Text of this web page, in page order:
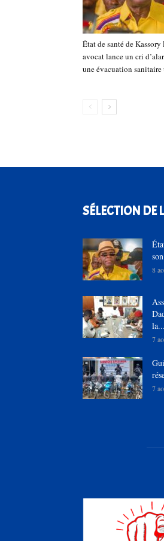
État de santé de Kassory
avocat lance un cri
une évacuation sanitaire
SÉLECTION DE
8
la...
7
7